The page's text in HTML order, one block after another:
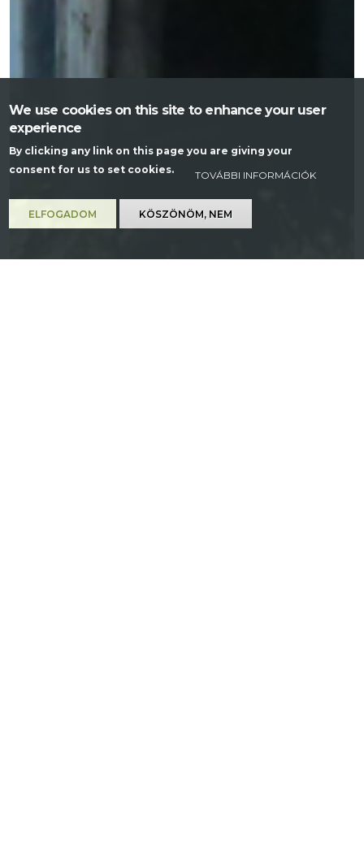
We use cookies on this site to enhance your user
experience
By clicking any link on this page you are giving your
consent for us to set cookies.
TOVÁBBI INFORMÁCIÓK
ELFOGADOM KÖSZÖNÖM, NEM